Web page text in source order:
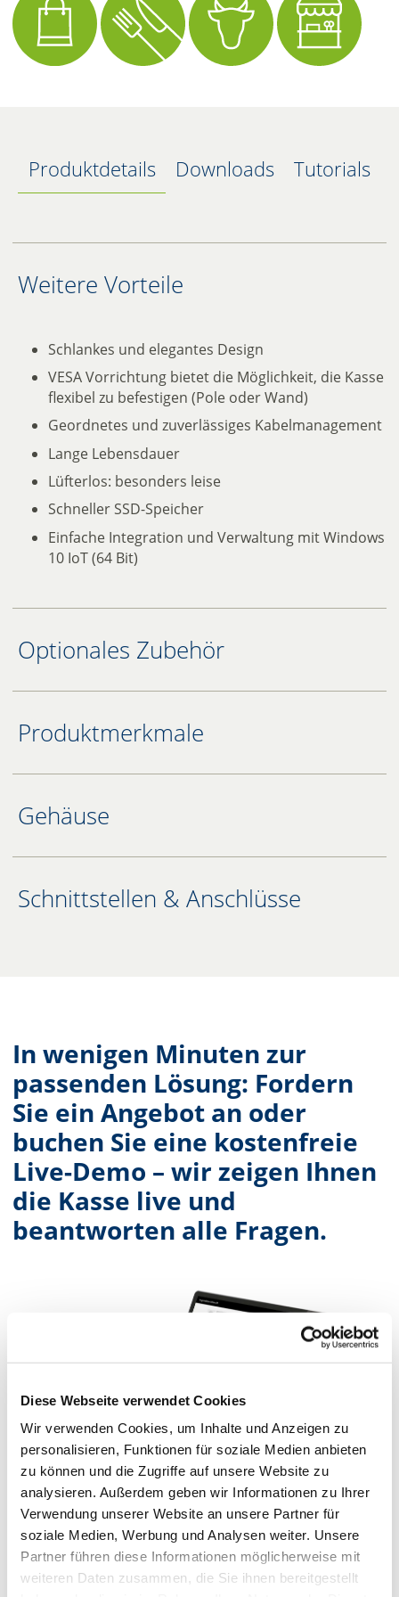
Diese Webseite verwendet Cookies
Wir verwenden Cookies, um Inhalte und Anzeigen zu
personalisieren, Funktionen für soziale Medien anbieten
zu können und die Zugriffe auf unsere Website zu
analysieren. Außerdem geben wir Informationen zu Ihrer
Verwendung unserer Website an unsere Partner für
soziale Medien, Werbung und Analysen weiter. Unsere
Partner führen diese Informationen möglicherweise mit
weiteren Daten zusammen, die Sie ihnen bereitgestellt
Produktdetails Downloads Tutorials
Weitere Vorteile
Schlankes und elegantes Design
VESA Vorrichtung bietet die Möglichkeit, die Kasse
flexibel zu befestigen (Pole oder Wand)
Geordnetes und zuverlässiges Kabelmanagement
Lange Lebensdauer
Lüfterlos: besonders leise
Schneller SSD-Speicher
Einfache Integration und Verwaltung mit Windows
10 IoT (64 Bit)
Optionales Zubehör
Produktmerkmale
Gehäuse
Schnittstellen & Anschlüsse
In wenigen Minuten zur
passenden Lösung: Fordern
Sie ein Angebot an oder
buchen Sie eine kostenfreie
Live-Demo – wir zeigen Ihnen
die Kasse live und
beantworten alle Fragen.